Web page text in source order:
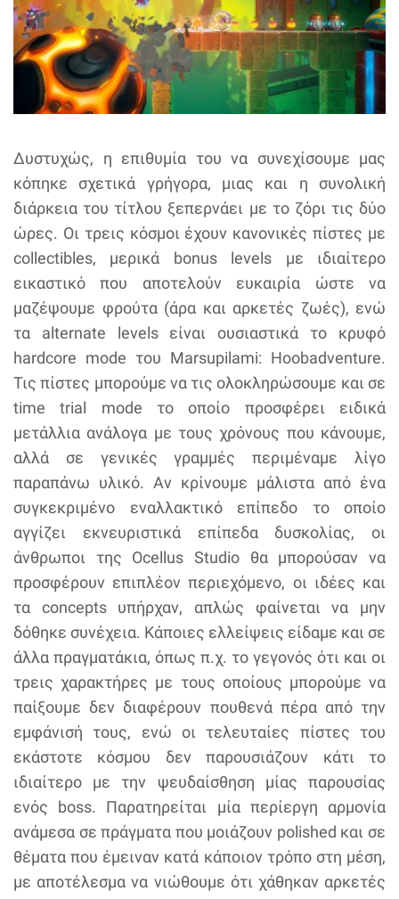
Δυστυχώς, η επιθυμία του να συνεχίσουμε μας
κόπηκε σχετικά γρήγορα, μιας και η συνολική
διάρκεια του τίτλου ξεπερνάει με το ζόρι τις δύο
ώρες. Οι τρεις κόσμοι έχουν κανονικές πίστες με
collectibles, μερικά bonus levels με ιδιαίτερο
εικαστικό που αποτελούν ευκαιρία ώστε να
μαζέψουμε φρούτα (άρα και αρκετές ζωές), ενώ
τα alternate levels είναι ουσιαστικά το κρυφό
hardcore mode του Marsupilami: Hoobadventure.
Τις πίστες μπορούμε να τις ολοκληρώσουμε και σε
time trial mode το οποίο προσφέρει ειδικά
μετάλλια ανάλογα με τους χρόνους που κάνουμε,
αλλά σε γενικές γραμμές περιμέναμε λίγο
παραπάνω υλικό. Αν κρίνουμε μάλιστα από ένα
συγκεκριμένο εναλλακτικό επίπεδο το οποίο
αγγίζει εκνευριστικά επίπεδα δυσκολίας, οι
άνθρωποι της Ocellus Studio θα μπορούσαν να
προσφέρουν επιπλέον περιεχόμενο, οι ιδέες και
τα concepts υπήρχαν, απλώς φαίνεται να μην
δόθηκε συνέχεια. Κάποιες ελλείψεις είδαμε και σε
άλλα πραγματάκια, όπως π.χ. το γεγονός ότι και οι
τρεις χαρακτήρες με τους οποίους μπορούμε να
παίξουμε δεν διαφέρουν πουθενά πέρα από την
εμφάνισή τους, ενώ οι τελευταίες πίστες του
εκάστοτε κόσμου δεν παρουσιάζουν κάτι το
ιδιαίτερο με την ψευδαίσθηση μίας παρουσίας
ενός boss. Παρατηρείται μία περίεργη αρμονία
ανάμεσα σε πράγματα που μοιάζουν polished και σε
θέματα που έμειναν κατά κάποιον τρόπο στη μέση,
με αποτέλεσμα να νιώθουμε ότι χάθηκαν αρκετές